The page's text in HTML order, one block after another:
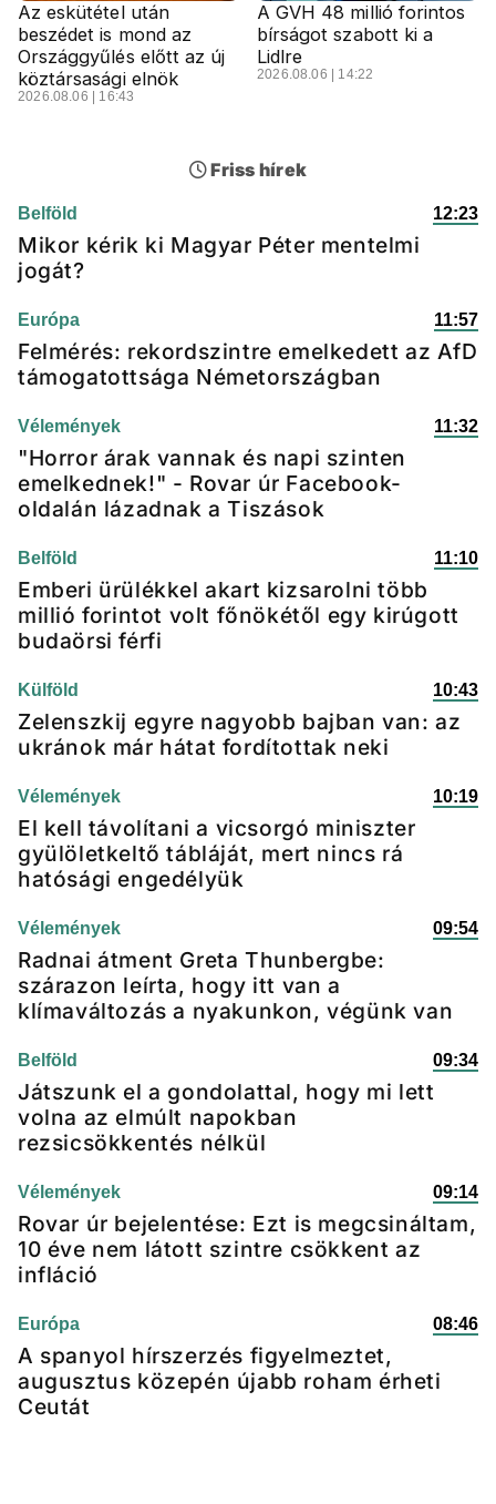
Az eskütétel után
beszédet is mond az
Országgyűlés előtt az új
köztársasági elnök
2026.08.06 | 16:43
A GVH 48 millió forintos
bírságot szabott ki a
Lidlre
2026.08.06 | 14:22
Friss hírek
Belföld 12:23
Mikor kérik ki Magyar Péter mentelmi
jogát?
Európa 11:57
Felmérés: rekordszintre emelkedett az AfD
támogatottsága Németországban
Vélemények 11:32
"Horror árak vannak és napi szinten
emelkednek!" - Rovar úr Facebook-
oldalán lázadnak a Tiszások
Belföld 11:10
Emberi ürülékkel akart kizsarolni több
millió forintot volt főnökétől egy kirúgott
budaörsi férfi
Külföld 10:43
Zelenszkij egyre nagyobb bajban van: az
ukránok már hátat fordítottak neki
Vélemények 10:19
El kell távolítani a vicsorgó miniszter
gyülöletkeltő tábláját, mert nincs rá
hatósági engedélyük
Vélemények 09:54
Radnai átment Greta Thunbergbe:
szárazon leírta, hogy itt van a
klímaváltozás a nyakunkon, végünk van
Belföld 09:34
Játszunk el a gondolattal, hogy mi lett
volna az elmúlt napokban
rezsicsökkentés nélkül
Vélemények 09:14
Rovar úr bejelentése: Ezt is megcsináltam,
10 éve nem látott szintre csökkent az
infláció
Európa 08:46
A spanyol hírszerzés figyelmeztet,
augusztus közepén újabb roham érheti
Ceutát